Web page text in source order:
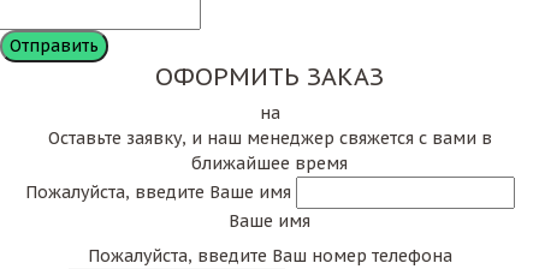
ОФОРМИТЬ ЗАКАЗ
на
Оставьте заявку, и наш менеджер свяжется с вами в
ближайшее время
Пожалуйста, введите Ваше имя
Ваше имя
Пожалуйста, введите Ваш номер телефона